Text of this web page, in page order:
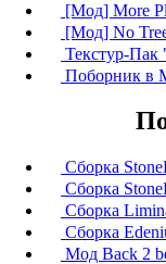
[Мод] More
[Мод] No
Текстур-Пак
Поборник в
Сборка
Сборка
Сборка
Сборка
Мод Back 2